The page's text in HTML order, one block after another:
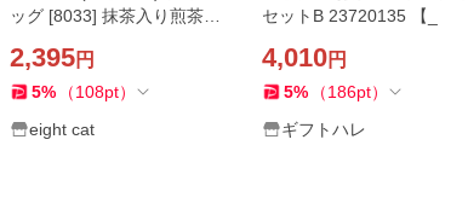
ッグ [8033] 抹茶入り煎茶
ジ25個入
2,395円
5% （108pt）
eight cat
セットB 23720135 【_
4,010円
5% （186pt）
ギフトハレ